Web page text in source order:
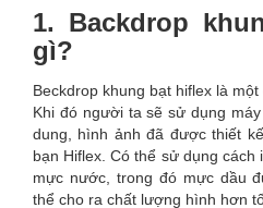
1. Backdrop
gì?
Beckdrop khung bạt hiflex là
Khi đó người ta sẽ sử dụng
dung, hình ảnh đã được thiết
bạn Hiflex. Có thể sử dụng
mực nước, trong đó mực dầu
thể cho ra chất lượng hình hơn